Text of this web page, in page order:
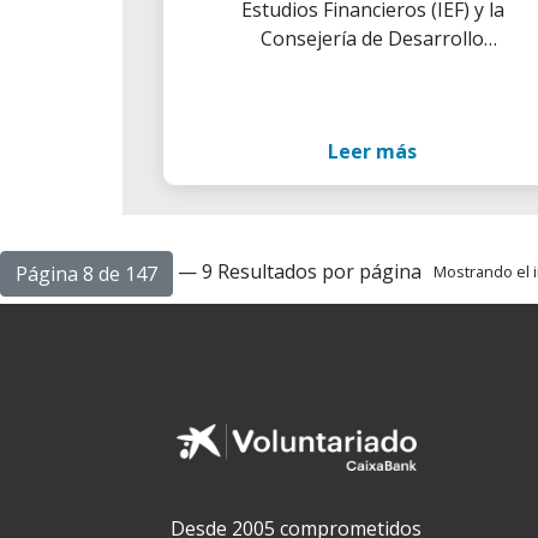
Estudios Financieros (IEF) y la
Consejería de Desarrollo
proyecto 'Finanzas para
Jóvenes', que forma en cultura
Leer más
Página 8 de 147 — 9 Resultados por página Mostrando el
Desde 2005 comprometidos